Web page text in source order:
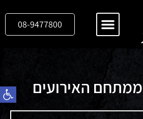
08-9477800
ממתחם האירועים